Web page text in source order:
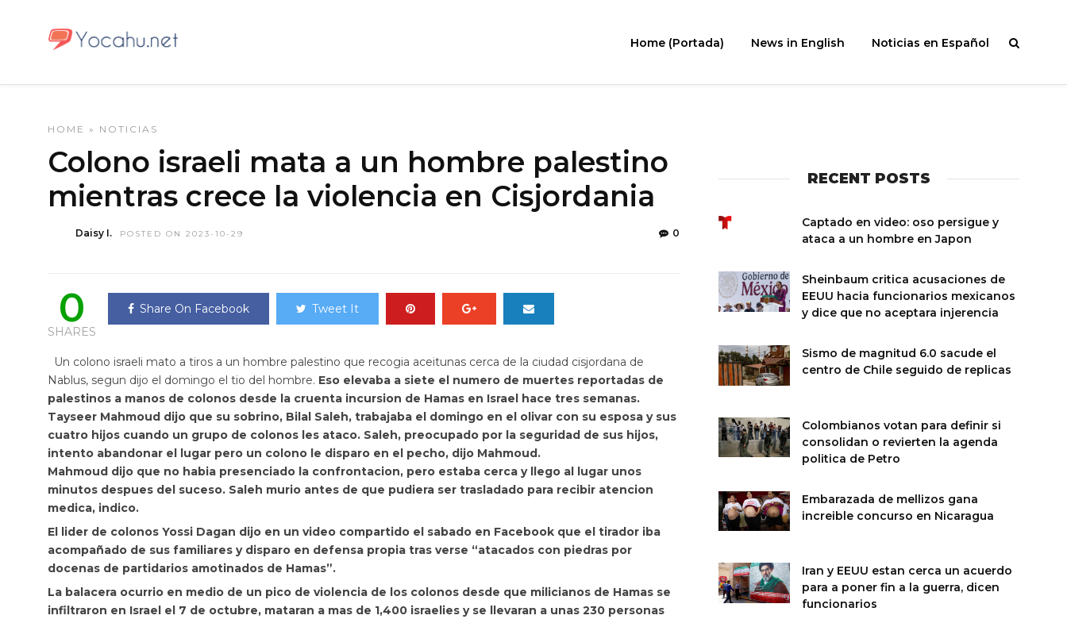
Home (Portada) News in English Noticias en Español
HOME » NOTICIAS
Colono israeli mata a un hombre palestino
mientras crece la violencia en Cisjordania
Daisy I. POSTED ON 2023-10-29 0
0
SHARES
Share On Facebook Tweet It
Un colono israeli mato a tiros a un hombre palestino que recogia aceitunas cerca de la ciudad cisjordana de
Nablus, segun dijo el domingo el tio del hombre. Eso elevaba a siete el numero de muertes reportadas de
palestinos a manos de colonos desde la cruenta incursion de Hamas en Israel hace tres semanas.
Tayseer Mahmoud dijo que su sobrino, Bilal Saleh, trabajaba el domingo en el olivar con su esposa y sus
cuatro hijos cuando un grupo de colonos les ataco. Saleh, preocupado por la seguridad de sus hijos,
intento abandonar el lugar pero un colono le disparo en el pecho, dijo Mahmoud.
Mahmoud dijo que no habia presenciado la confrontacion, pero estaba cerca y llego al lugar unos
minutos despues del suceso. Saleh murio antes de que pudiera ser trasladado para recibir atencion
medica, indico.
El lider de colonos Yossi Dagan dijo en un video compartido el sabado en Facebook que el tirador iba
acompañado de sus familiares y disparo en defensa propia tras verse “atacados con piedras por
docenas de partidarios amotinados de Hamas”.
La balacera ocurrio en medio de un pico de violencia de los colonos desde que milicianos de Hamas se
infiltraron en Israel el 7 de octubre, mataran a mas de 1,400 israelies y se llevaran a unas 230 personas
RECENT POSTS
Captado en video: oso persigue y
ataca a un hombre en Japon
Sheinbaum critica acusaciones de
EEUU hacia funcionarios mexicanos
y dice que no aceptara injerencia
Sismo de magnitud 6.0 sacude el
centro de Chile seguido de replicas
Colombianos votan para definir si
consolidan o revierten la agenda
politica de Petro
Embarazada de mellizos gana
increible concurso en Nicaragua
Iran y EEUU estan cerca un acuerdo
para a poner fin a la guerra, dicen
funcionarios